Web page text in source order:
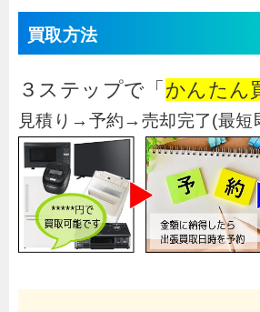
買取方法
３ステップで「 かんたん
見積り→予約→売却完了(最短